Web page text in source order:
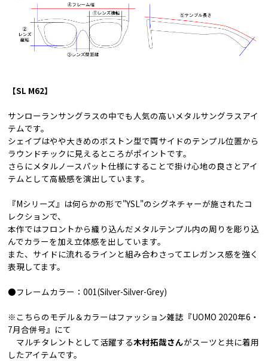
【SL M62】
サンローランサングラスの中でも人気の高いメタルサングラスアイ
テムです。
シェイプはやや大きめのボストン型で両サイドのテンプル位置から
ラウンドチックに見えるところがポイントです。
さらにメタルノースパット仕様にすることで掛け心地の良さとアイ
テムとして高級感を演出しています。
『Mシリーズ』は何らかの形で"YSL"のシグネチャーが施されたコ
レクションで、
本作ではフロントから織り込んだメタルテンプル内の周りを彫り込
んでカラーを加え立体感を出しています。
また、サイドに流れるラインと組み合わさってエレガンス感を強く
表現してます。
●フレームカラー：001(Silver-Silver-Grey)
※こちらのモデル＆カラーはファッション雑誌『UOMO 2020年6・
7月合併号』にて
マルチタレントとして活躍する木村拓哉さんがスーツと共に着用
したアイテムです。